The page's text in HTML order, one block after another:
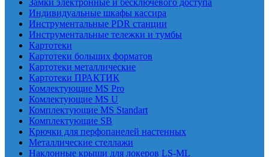
Замки электронные и бесключевого доступа
Индивидуальные шкафы кассира
Инструментальные PDR станции
Инструментальные тележки и тумбы
Картотеки
Картотеки больших форматов
Картотеки металлические
Картотеки ПРАКТИК
Комлектующие MS Pro
Комлектующие MS U
Комплектующие MS Standart
Комплектующие SB
Крючки для перфопанелей настенных
Металлические стеллажи
Наклонные крыши для локеров LS-ML